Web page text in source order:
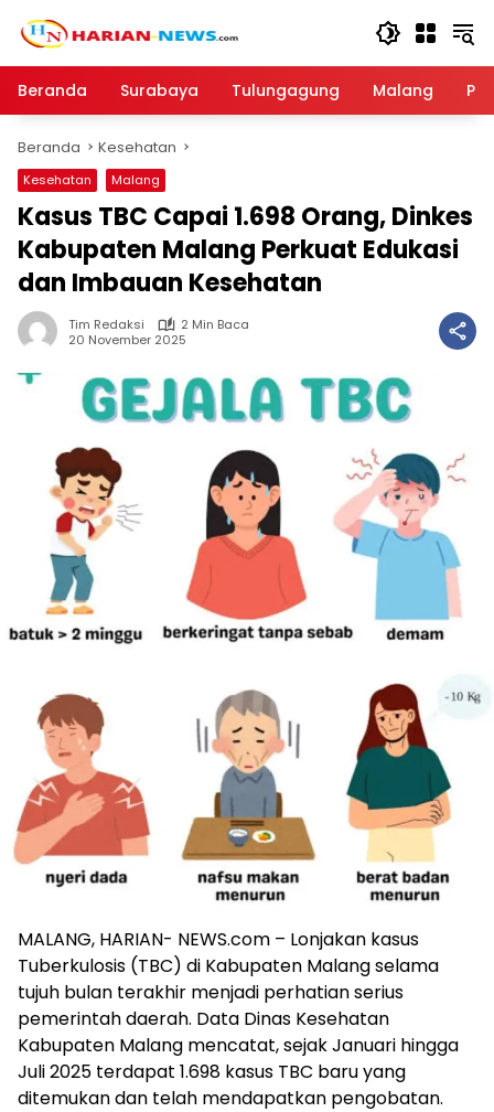
Beranda
Surabaya Tulungagung Malang
Beranda Kesehatan
Kesehatan Malang
Kasus TBC Capai 1.698 Orang, Dinkes
Kabupaten Malang Perkuat Edukasi
dan Imbauan Kesehatan
Tim Redaksi
2 Min Baca
20 November 2025
MALANG, HARIAN- NEWS.com – Lonjakan kasus
Tuberkulosis (TBC) di Kabupaten Malang selama
tujuh bulan terakhir menjadi perhatian serius
pemerintah daerah. Data Dinas Kesehatan
Kabupaten Malang mencatat, sejak Januari hingga
Juli 2025 terdapat 1.698 kasus TBC baru yang
ditemukan dan telah mendapatkan pengobatan.